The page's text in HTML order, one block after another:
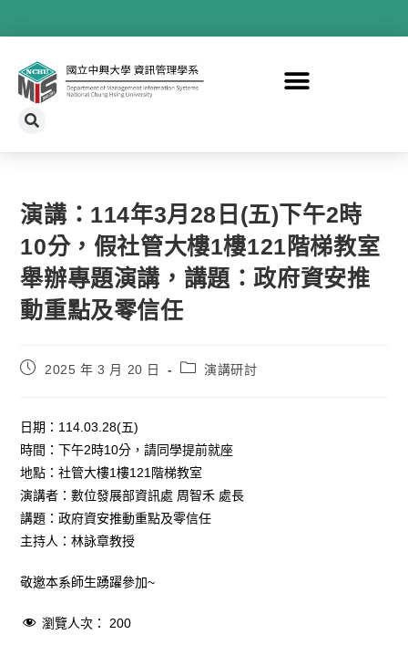
演講：114年3月28日(五)下午2時
10分，假社管大樓1樓121階梯教室
舉辦專題演講，講題：政府資安推
動重點及零信任
2025 年 3 月 20 日 演講研討
日期：114.03.28(五)
時間：下午2時10分，請同學提前就座
地點：社管大樓1樓121階梯教室
演講者：數位發展部資訊處 周智禾 處長
講題：政府資安推動重點及零信任
主持人：林詠章教授
敬邀本系師生踴躍參加~
瀏覽人次： 200